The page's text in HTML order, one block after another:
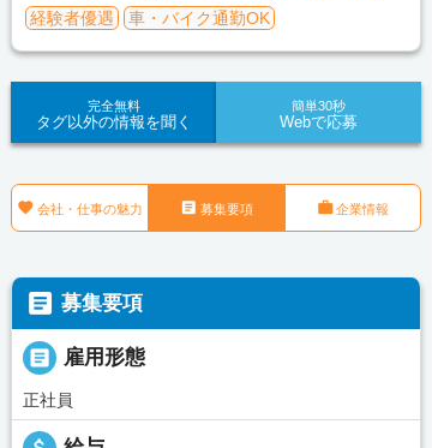
経験者優遇
車・バイク通勤OK
完全無料
タグ以外の情報を聞く
簡単30秒
Webで応募
 会社・仕事の魅力  募集要項 企業情報
 募集要項
 雇用形態
正社員